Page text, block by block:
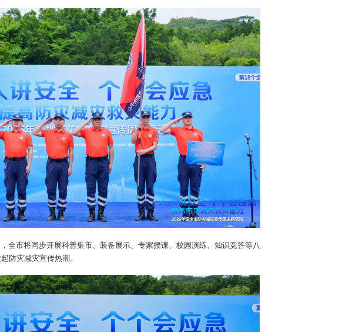
全市将同步开展科普集市、装备展示、专家授课、校园演练、知识竞答等八
防灾减灾宣传热潮。